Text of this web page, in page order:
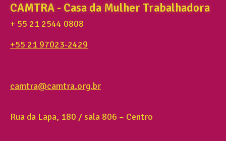
CAMTRA - Casa da Mulher Trabalhadora
+ 55 21 2544 0808
+55 21 97023-2429
camtra@camtra.org.br
Rua da Lapa, 180 / sala 806 – Centro